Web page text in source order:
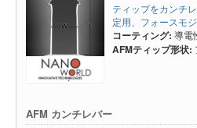
ティップをカンチ
定用、フォースモ
コーティング: 導電
AFMティップ形状:
AFM カンチレバー